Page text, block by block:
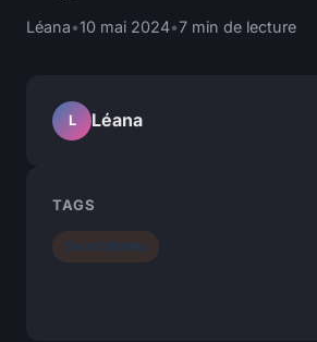
Léana•10 mai 2024•7 min de lecture
L Léana
TAGS
Smartphones